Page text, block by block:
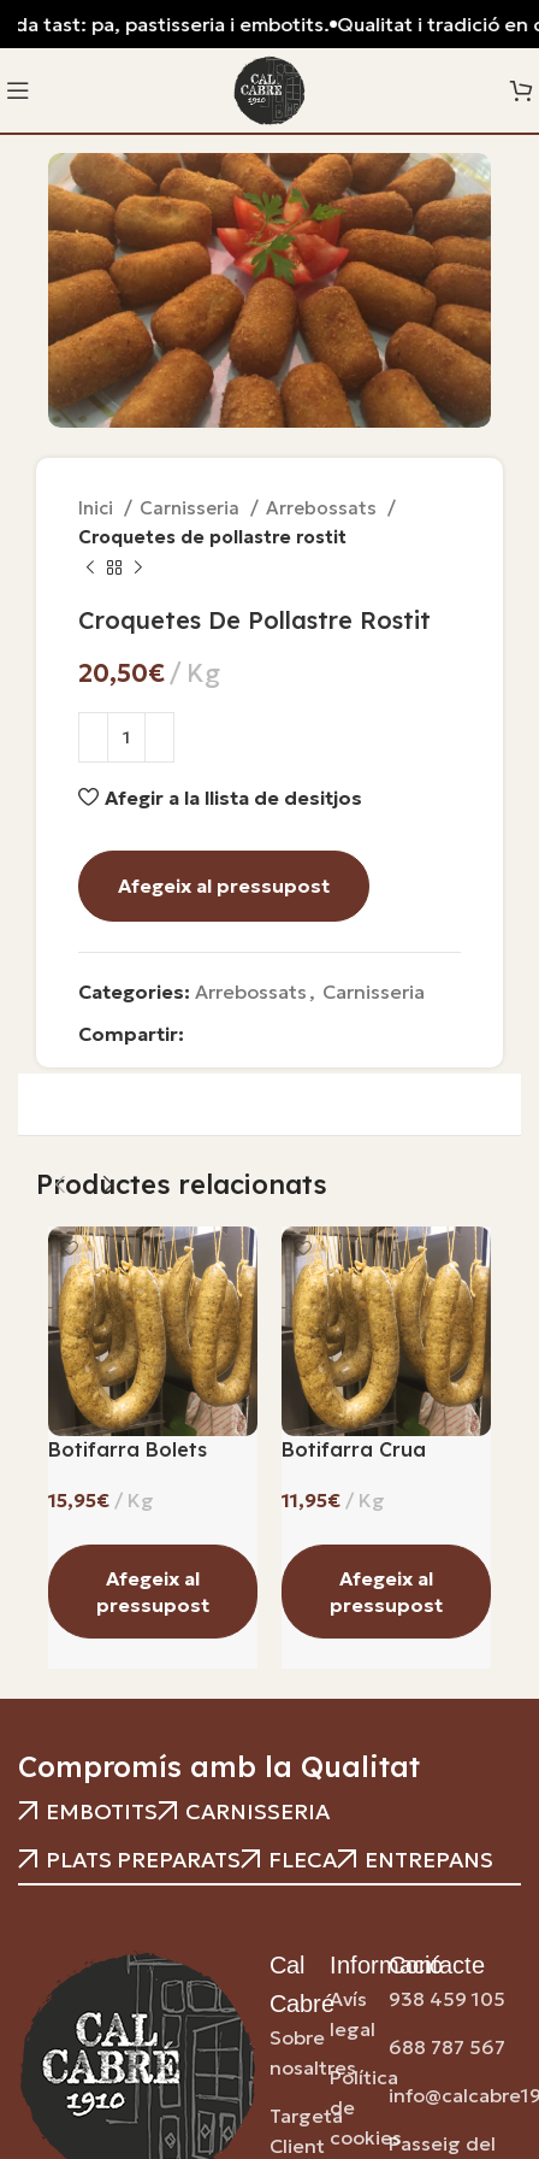
Inici Carnisseria
Arrebossats
Croquetes de pollastre rostit
Croquetes De Pollastre Rostit
€
Afegir a la llista de desitjos
Afegeix al pressupost
Categories: Arrebossats , Carnisseria
Compartir:
Productes relacionats
Botifarra Bolets
€
Afegeix al
pressupost
Botifarra Crua
€
Afegeix al
pressupost
Compromís amb la Qualitat
EMBOTITS
CARNISSERIA
PLATS PREPARATS
FLECA ENTREPANS
Cal
Cabré
Sobre
nosaltres
Targeta
Client
Informació
Avís
legal
Política
de
cookies
Contacte
938 459 105
688 787 567
Passeig del
tast: pa, pastisseria i embotits. Qualitat i tradició en